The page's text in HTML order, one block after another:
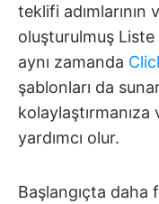
teklifi
oluşturulmuş
aynı zamanda
şablonları da
yardımcı olur.
Başlangıçta daha